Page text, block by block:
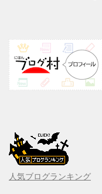
人気ブログランキング